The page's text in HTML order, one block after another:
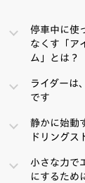
停車中に使
なくす「ア
ム」とは？
ライダーは
です
静かに始動
ドリングス
小さな力で
にするため